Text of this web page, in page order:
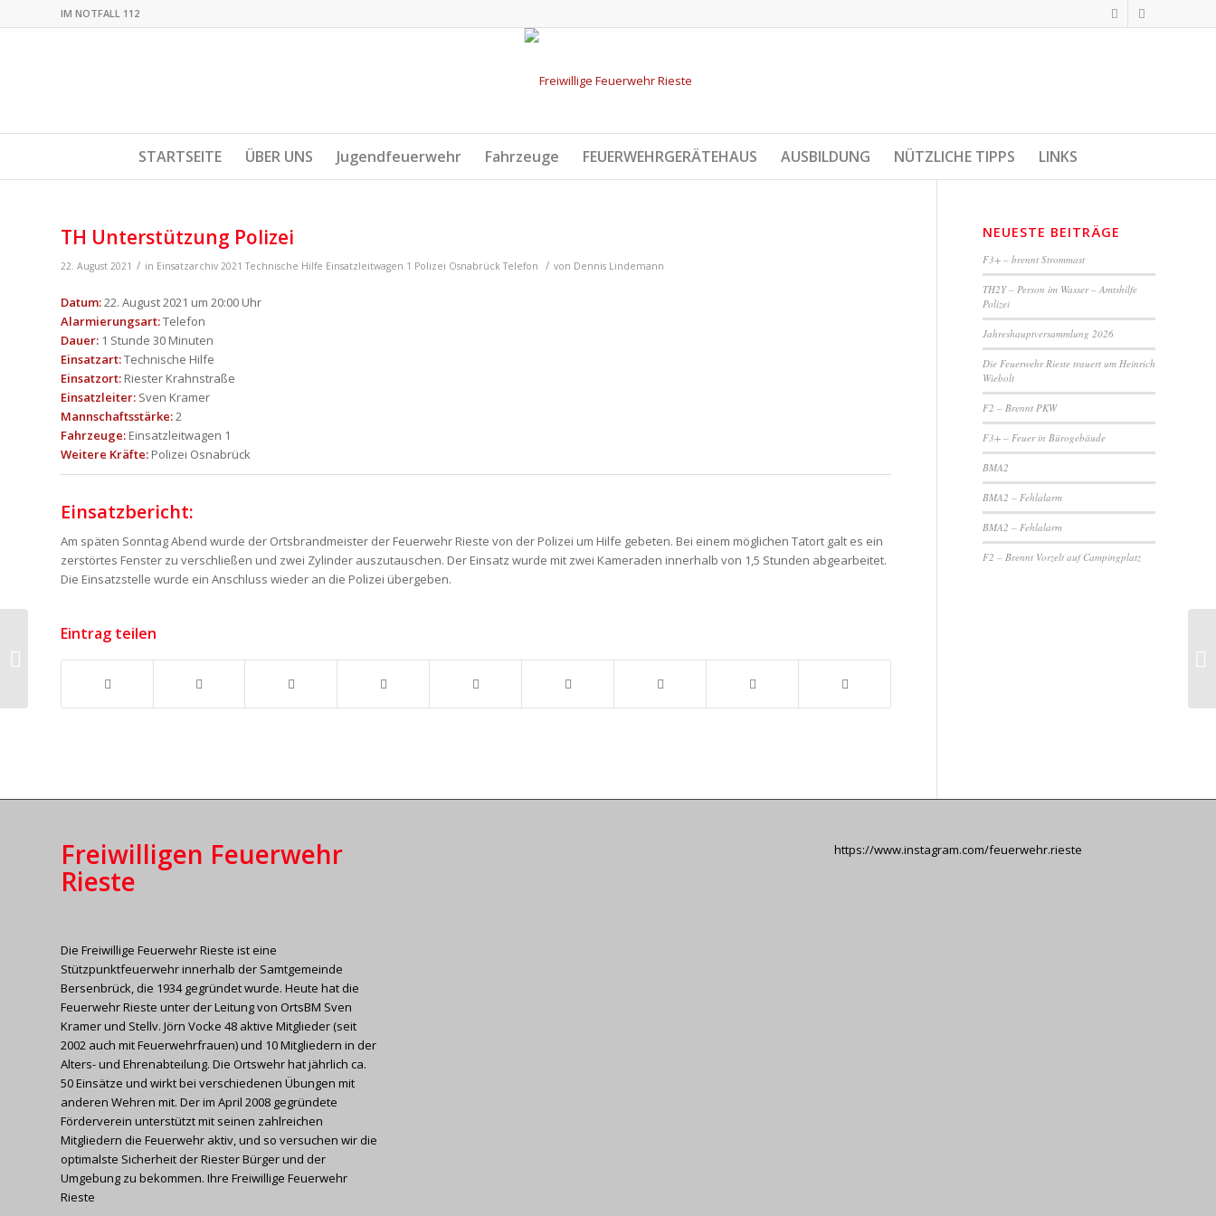
IM NOTFALL 112
STARTSEITE ÜBER UNS Jugendfeuerwehr Fahrzeuge FEUERWEHRGERÄTEHAUS AUSBILDUNG NÜTZLICHE TIPPS LINKS
TH Unterstützung Polizei
22. August 2021 / in Einsatzarchiv 2021 Technische Hilfe Einsatzleitwagen 1 Polizei Osnabrück Telefon / von Dennis Lindemann
Datum:22. August 2021 um 20:00 Uhr
Alarmierungsart:Telefon
Dauer: 1 Stunde 30 Minuten
Einsatzart:Technische Hilfe
Einsatzort: Riester Krahnstraße
Einsatzleiter: Sven Kramer
Mannschaftsstärke:2
Fahrzeuge: Einsatzleitwagen 1
Weitere Kräfte: Polizei Osnabrück
Einsatzbericht:
Am späten Sonntag Abend wurde der Ortsbrandmeister der Feuerwehr Rieste von der Polizei um Hilfe gebeten. Bei einem möglichen Tatort galt es ein
zerstörtes Fenster zu verschließen und zwei Zylinder auszutauschen. Der Einsatz wurde mit zwei Kameraden innerhalb von 1,5 Stunden abgearbeitet.
Die Einsatzstelle wurde ein Anschluss wieder an die Polizei übergeben.
Eintrag teilen
NEUESTE BEITRÄGE
F3+ – brennt Strommast
TH2Y – Person im Wasser – Amtshilfe
Polizei
Jahreshauptversammlung 2026
Die Feuerwehr Rieste trauert um Heinrich
Wiebolt
F2 – Brennt PKW
F3+ – Feuer in Bürogebäude
BMA2
BMA2 – Fehlalarm
BMA2 – Fehlalarm
F2 – Brennt Vorzelt auf Campingplatz
Freiwilligen Feuerwehr
Rieste
Die Freiwillige Feuerwehr Rieste ist eine
Stützpunktfeuerwehr innerhalb der Samtgemeinde
Bersenbrück, die 1934 gegründet wurde. Heute hat die
Feuerwehr Rieste unter der Leitung von OrtsBM Sven
Kramer und Stellv. Jörn Vocke 48 aktive Mitglieder (seit
2002 auch mit Feuerwehrfrauen) und 10 Mitgliedern in der
Alters- und Ehrenabteilung. Die Ortswehr hat jährlich ca.
50 Einsätze und wirkt bei verschiedenen Übungen mit
anderen Wehren mit. Der im April 2008 gegründete
Förderverein unterstützt mit seinen zahlreichen
Mitgliedern die Feuerwehr aktiv, und so versuchen wir die
optimalste Sicherheit der Riester Bürger und der
Umgebung zu bekommen. Ihre Freiwillige Feuerwehr
Rieste
https://www.instagram.com/feuerwehr.rieste
Brunnenpumpen